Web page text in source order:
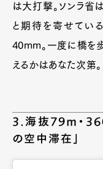
は大打撃。ソンラ省
と期待を寄せてい
40mm。一度に橋を
えるかはあなた次第。
3.海抜79m・
の空中滞在」